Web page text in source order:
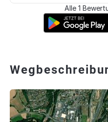
Alle 1